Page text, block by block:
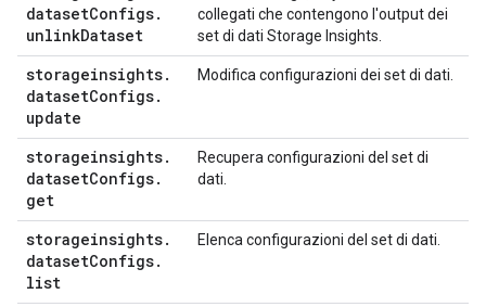
datasetConfigs.
unlinkDataset
collegati che contengono l'output dei
set di dati Storage Insights.
storageinsights.
datasetConfigs.
update
Modifica configurazioni dei set di dati.
storageinsights.
datasetConfigs.
get
Recupera configurazioni del set di
dati.
storageinsights.
datasetConfigs.
list
Elenca configurazioni del set di dati.